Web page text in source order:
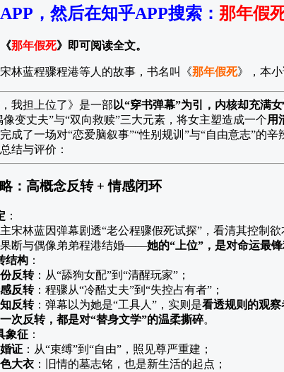
，然后在知乎APP搜索 ： 那年假
那年假死》即可阅读全文。
林蓝程骤程港等人的故事，书名叫《那年假死》，本
，我担上位了》是一部 以“穿书弹幕”为引，内核却充满
像变丈夫”与“双向救赎”三大元素，将女主塑造成一个用
成了一场对“恋爱脑叙事”“性别规训”与“自由意志”的辛
结与评价：
：高概念反转 + 情感闭环
：
宋林蓝因弹幕剧透“老公程骤假死试探”，看清其控制欲
断与偶像弟弟程港结婚——她的“上位”，是对命运最
结构 ：
反转：从“舔狗女配”到“清醒玩家”；
反转：程骤从“冷酷丈夫”到“失控占有者”；
反转：弹幕以为她是“工具人”，实则是看透规则的观察
次反转，都是对“替身文学”的温柔撕碎。
象征 ：
证 ：从“束缚”到“自由”，照见尊严重建；
大衣 ：旧情的墓志铭，也是新生活的起点；